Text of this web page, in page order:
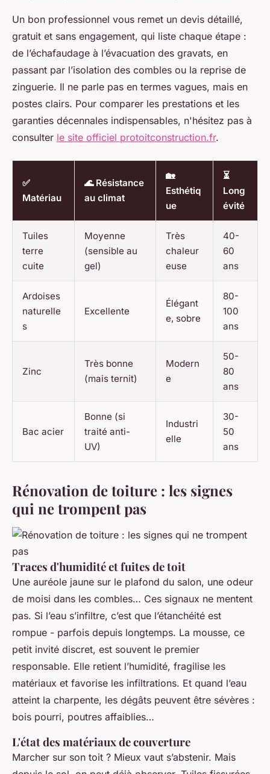
Un bon professionnel vous remet un devis détaillé,
gratuit et sans engagement, qui liste chaque étape :
de l’échafaudage à l’évacuation des gravats, en
passant par l’isolation des combles ou la reprise de
zinguerie. Il ne parle pas en termes vagues, mais en
postes clairs. Pour comparer les prestations et les
garanties décennales indispensables, n'hésitez pas à
consulter le site officiel protoitconstruction.fr.
✅
Matériau
🌊 Résistance
au climat
🏡
Esthétiq
ue
⏳
Long
évité
Tuiles
terre
cuite
Moyenne
(sensible au
gel)
Très
chaleur
euse
40-
60
ans
Ardoises
naturelle
s
Excellente
Élégant
e, sobre
80-
100
ans
Zinc
Très bonne
(mais ternit)
Modern
e
50-
80
ans
Bac acier
Bonne (si
traité anti-
UV)
Industri
elle
30-
50
ans
Rénovation de toiture : les signes
qui ne trompent pas
Traces d'humidité et fuites de toit
Une auréole jaune sur le plafond du salon, une odeur
de moisi dans les combles… Ces signaux ne mentent
pas. Si l’eau s’infiltre, c’est que l’étanchéité est
rompue - parfois depuis longtemps. La mousse, ce
petit invité discret, est souvent le premier
responsable. Elle retient l’humidité, fragilise les
matériaux et favorise les infiltrations. Et quand l’eau
atteint la charpente, les dégâts peuvent être sévères :
bois pourri, poutres affaiblies…
L'état des matériaux de couverture
Marcher sur son toit ? Mieux vaut s’abstenir. Mais